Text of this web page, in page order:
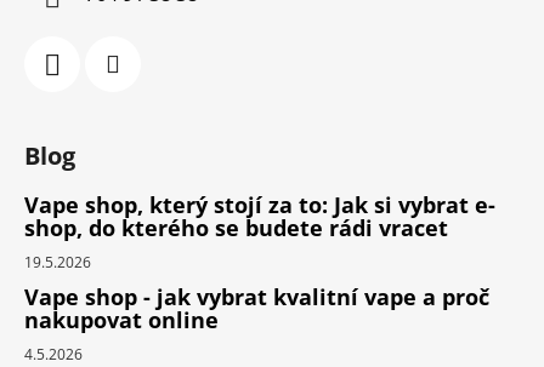
Blog
Vape shop, který stojí za to: Jak si vybrat e-
shop, do kterého se budete rádi vracet
19.5.2026
Vape shop - jak vybrat kvalitní vape a proč
nakupovat online
4.5.2026